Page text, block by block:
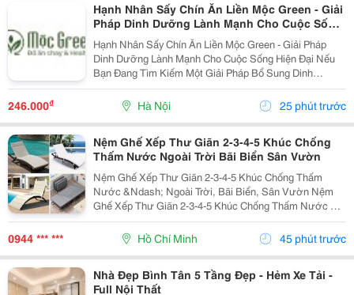
Hạnh Nhân Sấy Chín Ăn Liền Mộc Green - Giải
Pháp Dinh Dưỡng Lành Mạnh Cho Cuộc Sống
Hiện Đại
Hạnh Nhân Sấy Chín Ăn Liền Mộc Green - Giải Pháp
Dinh Dưỡng Lành Mạnh Cho Cuộc Sống Hiện Đại Nếu
Bạn Đang Tìm Kiếm Một Giải Pháp Bổ Sung Dinh
Dưỡng Vừa Thơm Ngon, Vừa Tiện Lợi Để Bắt Đầu
Ngày Mới Hoặc Nạp Năng Lượng Sau Giờ Làm Việc,
Thì Hạnh Nhân...
246.000₫ Hà Nội 25 phút trước
Nệm Ghế Xếp Thư Giãn 2-3-4-5 Khúc Chống
Thấm Nước Ngoài Trời Bãi Biển Sân Vườn
Nệm Ghế Xếp Thư Giãn 2-3-4-5 Khúc Chống Thấm
Nước &Ndash; Ngoài Trời, Bãi Biển, Sân Vườn Nệm
Ghế Xếp Thư Giãn 2-3-4-5 Khúc Chống Thấm Nước Có
Nhiều Mẫu, Kích Thước, Màu Sắc Và Chất Liệu Phù
Hợp Nhu Cầu Lựa Chọn. Sản Phẩm Hoàn Thiện Tỉ Mỉ,
Bền Đẹp,...
0944 *** *** Hồ Chí Minh 45 phút trước
Nhà Đẹp Bình Tân 5 Tầng Đẹp - Hẻm Xe Tải -
Full Nội Thất